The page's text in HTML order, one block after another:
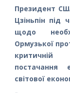
Президент
Цзіньпін під
щодо
Ормузької
критичній
постачання
світової